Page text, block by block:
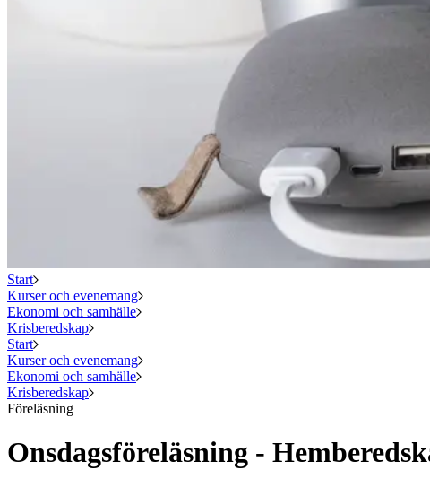
Start
Kurser och evenemang
Ekonomi och samhälle
Krisberedskap
Start
Kurser och evenemang
Ekonomi och samhälle
Krisberedskap
Föreläsning
Onsdagsföreläsning -